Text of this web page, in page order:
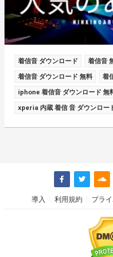
着信音 ダウンロード 着信音
着信音 ダウンロード 無料 着
iphone 着信音 ダウンロード 無
xperia 内蔵 着信 音 ダウンロー
導入 利用規約 プラ